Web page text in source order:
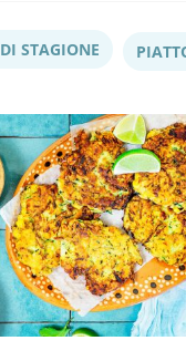
DI STAGIONE